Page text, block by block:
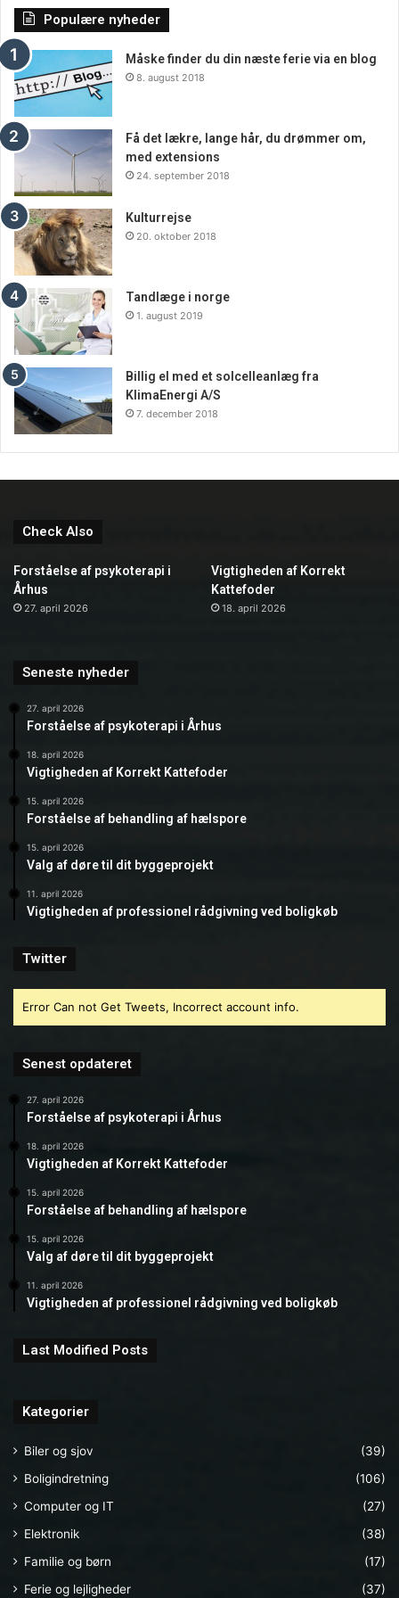
Populære nyheder
Måske finder du din næste ferie via en blog
8. august 2018
Få det lækre, lange hår, du drømmer om,
med extensions
24. september 2018
Kulturrejse
20. oktober 2018
Tandlæge i norge
1. august 2019
Billig el med et solcelleanlæg fra
KlimaEnergi A/S
7. december 2018
Check Also
Forståelse af psykoterapi i
Århus
27. april 2026
Vigtigheden af Korrekt
Kattefoder
18. april 2026
Seneste nyheder
27. april 2026
Forståelse af psykoterapi i Århus
18. april 2026
Vigtigheden af Korrekt Kattefoder
15. april 2026
Forståelse af behandling af hælspore
15. april 2026
Valg af døre til dit byggeprojekt
11. april 2026
Vigtigheden af professionel rådgivning ved boligkøb
Twitter
Error Can not Get Tweets, Incorrect account info.
Senest opdateret
27. april 2026
Forståelse af psykoterapi i Århus
18. april 2026
Vigtigheden af Korrekt Kattefoder
15. april 2026
Forståelse af behandling af hælspore
15. april 2026
Valg af døre til dit byggeprojekt
11. april 2026
Vigtigheden af professionel rådgivning ved boligkøb
Last Modified Posts
Kategorier
Biler og sjov
(39)
Boligindretning
(106)
Computer og IT
(27)
Elektronik
(38)
Familie og børn
(17)
Ferie og lejligheder
(37)